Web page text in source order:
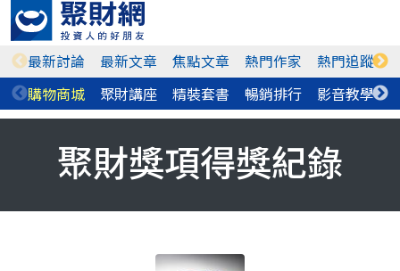
最新討論 最新文章 焦點文章 熱門作家 熱門追蹤
購物商城 聚財講座 精裝套書 暢銷排行 影音教學
聚財獎項得獎紀錄